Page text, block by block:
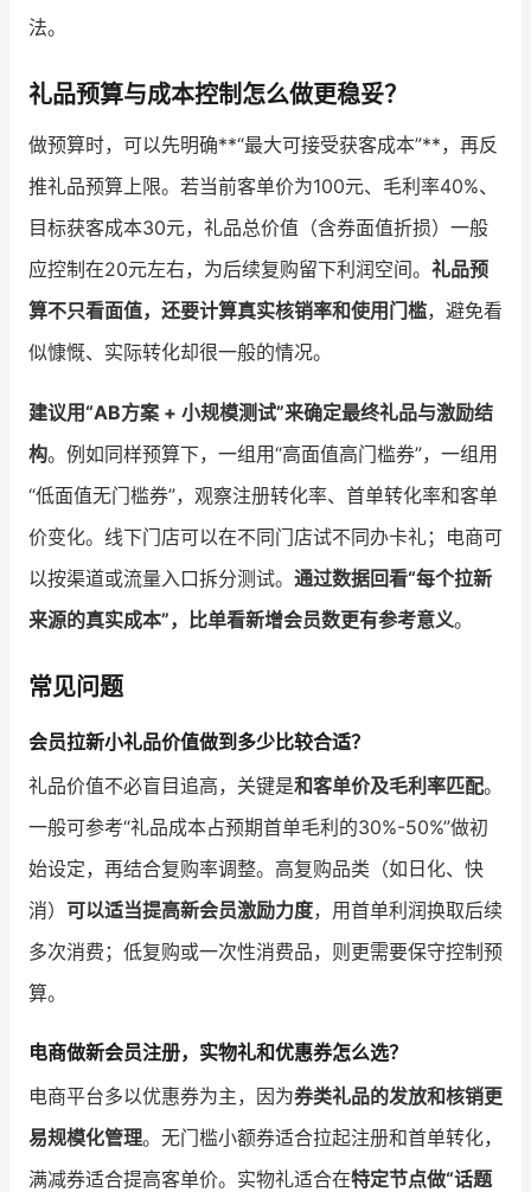
法。
礼品预算与成本控制怎么做更稳妥？
做预算时，可以先明确**“最大可接受获客成本”**，再反
推礼品预算上限。若当前客单价为100元、毛利率40%、
目标获客成本30元，礼品总价值（含券面值折损）一般
应控制在20元左右，为后续复购留下利润空间。 礼品预
算不只看面值，还要计算真实核销率和使用门槛，避免看
似慷慨、实际转化却很一般的情况。
建议用“AB方案 + 小规模测试”来确定最终礼品与激励结
构。例如同样预算下，一组用“高面值高门槛券”，一组用
“低面值无门槛券”，观察注册转化率、首单转化率和客单
价变化。线下门店可以在不同门店试不同办卡礼；电商可
以按渠道或流量入口拆分测试。 通过数据回看“每个拉新
来源的真实成本”，比单看新增会员数更有参考意义。
常见问题
会员拉新小礼品价值做到多少比较合适？
礼品价值不必盲目追高，关键是和客单价及毛利率匹配。
一般可参考“礼品成本占预期首单毛利的30%-50%”做初
始设定，再结合复购率调整。高复购品类（如日化、快
消） 可以适当提高新会员激励力度，用首单利润换取后续
多次消费；低复购或一次性消费品，则更需要保守控制预
算。
电商做新会员注册，实物礼和优惠券怎么选？
电商平台多以优惠券为主，因为券类礼品的发放和核销更
易规模化管理。无门槛小额券适合拉起注册和首单转化，
满减券适合提高客单价。实物礼适合在特定节点做“话题